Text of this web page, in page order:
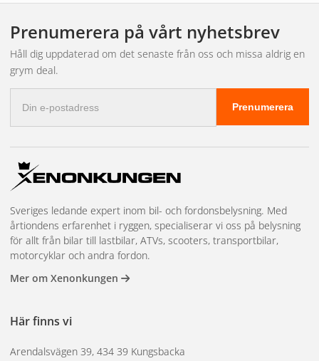
Perfect Clarity Glass Cleaner
Det har aldrig varit så enkelt att få glas att se så perfekt ut.
några ränder.
Upptäck den ultimata torkduken för din bil med
cm och en vikt på 400 GSM (gram per kvadratmeter)
erbjuder denna torkduk exceptionell kvalitet och prestanda
för både exteriör och interiör.
Xenonkungens Fönsterduk i Mikrofiber 30x40cm | 500
Upptäck vår exklusiva fönsterduk i mikrofiber, speciellt
finish. Med en storlek på 30×40 cm och en vikt på 500 GSM
Prenumerera på vårt nyhetsbrev
Håll dig uppdaterad om det senaste från oss och missa aldrig en
grym deal.
postadress
Prenumerera
Sveriges ledande expert inom bil- och fordonsbelysning. Med
årtiondens erfarenhet i ryggen, specialiserar vi oss på belysning
för allt från bilar till lastbilar, ATVs, scooters, transportbilar,
motorcyklar och andra fordon.
Mer om Xenonkungen
Här finns vi
Arendalsvägen 39, 434 39 Kungsbacka